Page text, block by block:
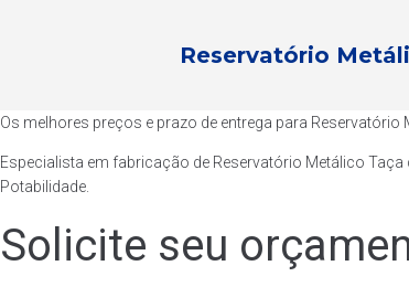
Reservatório
Os melhores preços e prazo de entrega para
Especialista em fabricação de Reservatório Metálico
Potabilidade.
Solicite seu